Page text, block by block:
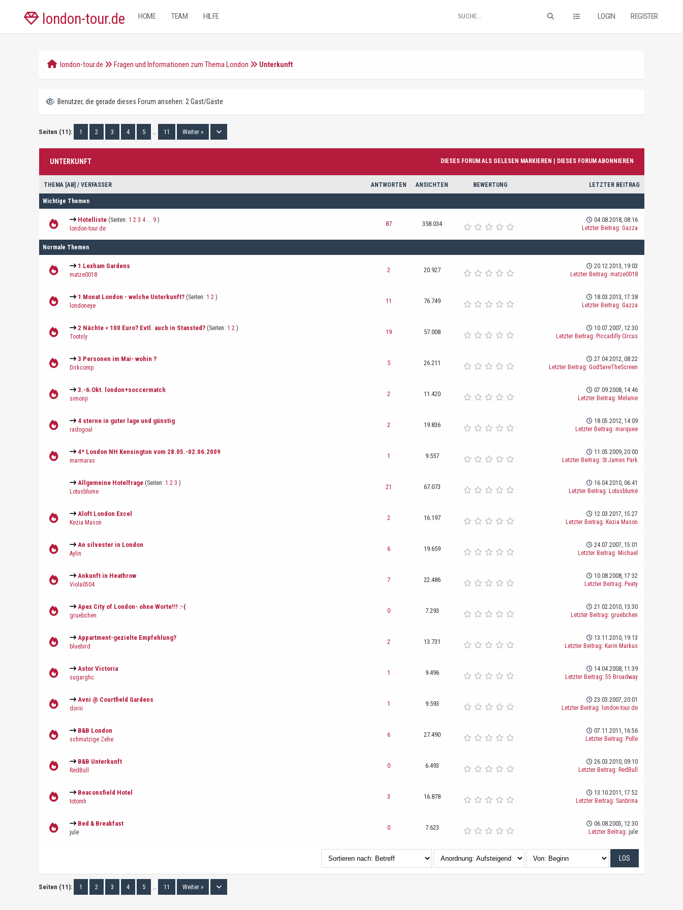
london-tour.de LOGIN REGISTER
HOME TEAM HILFE
london-tour.de Fragen und Informationen zum Thema London Unterkunft
Benutzer, die gerade dieses Forum ansehen: 2 Gast/Gäste
Seiten (11): 1 2 3 4 5 … 11 Weiter »
DIESES FORUM ALS GELESEN MARKIEREN DIESES FORUM ABONNIEREN
UNTERKUNFT
THEMA [AB] / VERFASSER ANTWORTEN ANSICHTEN BEWERTUNG LETZTER BEITRAG
Wichtige Themen
Hotelliste (Seiten: 1 2 3 4 ... 9 )
london-tour.de
87 358.034
04.08.2018, 08:16
Letzter Beitrag: Gazza
Normale Themen
1 Lexham Gardens
matze0018
2 20.927
20.12.2013, 19:03
Letzter Beitrag: matze0018
1 Monat London - welche Unterkunft? (Seiten: 1 2 )
londoneye
11 76.749
18.03.2013, 17:38
Letzter Beitrag: Gazza
2 Nächte < 100 Euro? Evtl. auch in Stansted? (Seiten: 1 2 )
Tootsly
19 57.008
10.07.2007, 12:30
Letzter Beitrag: Piccadilly Circus
3 Personen im Mai- wohin ?
Dirkcomp
5 26.211
27.04.2012, 08:22
Letzter Beitrag: GodSaveTheScreen
3.-6.Okt. london+soccermatch
simonji
2 11.420
07.09.2008, 14:46
Letzter Beitrag: Melanie
4 sterne in guter lage und günstig
radogoal
2 19.836
18.05.2012, 14:09
Letzter Beitrag: marquee
4* London NH Kensington vom 28.05.-02.06.2009
marmaras
1 9.557
11.05.2009, 20:00
Letzter Beitrag: St James Park
Allgemeine Hotelfrage (Seiten: 1 2 3 )
Lotusblume
21 67.073
16.04.2010, 06:41
Letzter Beitrag: Lotusblume
Aloft London Excel
Kezia Mason
2 16.197
12.03.2017, 15:27
Letzter Beitrag: Kezia Mason
An silvester in London
Aylin
6 19.659
24.07.2007, 15:01
Letzter Beitrag: Michael
Ankunft in Heathrow
Viola0504
7 22.486
10.08.2008, 17:32
Letzter Beitrag: Peaty
Apex City of London- ohne Worte!!! :-(
gruebchen
0 7.293
21.02.2010, 13:30
Letzter Beitrag: gruebchen
Appartment-gezielte Empfehlung?
bluebird
2 13.731
13.11.2010, 19:13
Letzter Beitrag: Karin.Markus
Astor Victoria
sugarghc
1 9.496
14.04.2008, 11:39
Letzter Beitrag: 55 Broadway
Avni @ Courtfield Gardens
doriii
1 9.593
23.03.2007, 20:01
Letzter Beitrag: london-tour.de
B&B London
schmutzige Zehe
6 27.490
07.11.2011, 16:56
Letzter Beitrag: Polle
B&B Unterkunft
RedBull
0 6.493
26.03.2010, 09:10
Letzter Beitrag: RedBull
Beaconsfield Hotel
totomh
3 16.878
13.10.2011, 17:52
Letzter Beitrag: Sanbrina
Bed & Breakfast
jule
0 7.623
06.08.2005, 12:30
Letzter Beitrag: jule
Seiten (11): 1 2 3 4 5 … 11 Weiter »